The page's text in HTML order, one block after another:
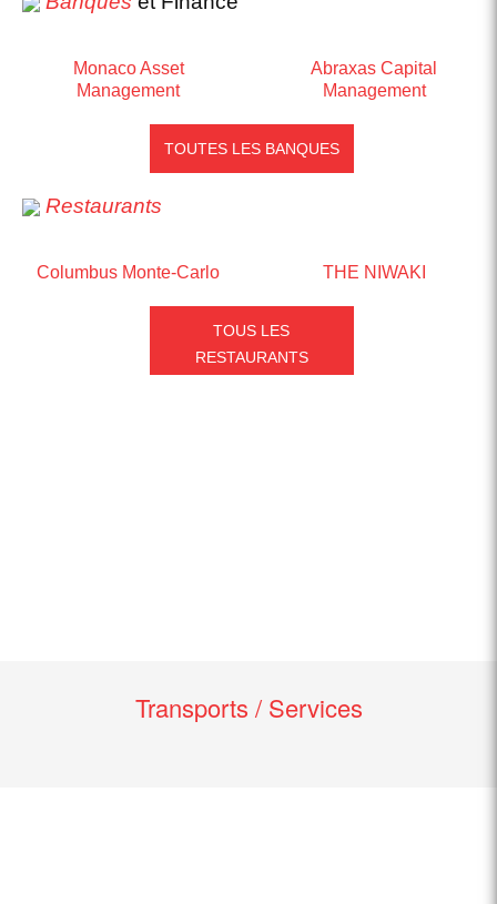
Monaco Asset
Management
Abraxas Capital
Management
TOUTES LES BANQUES
Restaurants
Columbus Monte-Carlo THE NIWAKI
TOUS LES
RESTAURANTS
Transports / Services